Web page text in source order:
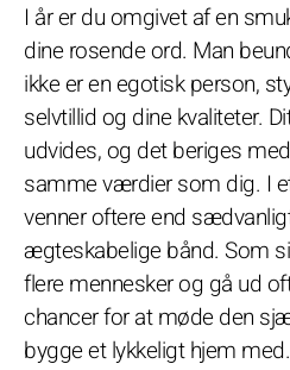
I år er du omgivet af en
dine rosende ord. Man
ikke er en egotisk person,
selvtillid og dine kvaliteter.
udvides, og det beriges
samme værdier som dig. I
venner oftere end
ægteskabelige bånd. Som
flere mennesker og gå ud
chancer for at møde den
bygge et lykkeligt hjem med.